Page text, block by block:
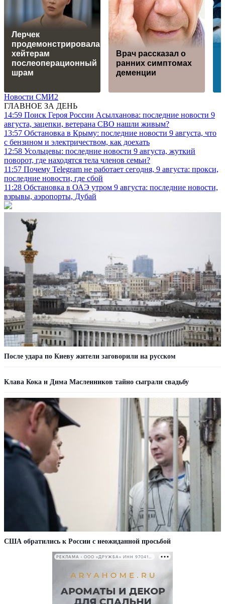
Лерчек
продемонстрировала
хейтерам
послеоперационный
шрам
Врач рассказал о
ранних симптомах
деменции
Новости СМИ2
ГЛАВНОЕ ЗА ДЕНЬ
14:59 Поиск Героя России Асылханова: последние новости 9
августа, зацепки, ветерана СВО нашли живым?
13:57 Обстановка в Крыму: последние новости 9 августа, что
с бензином и электричеством, как доехать
12:58 Усольцевы: последние новости 9 августа, жуткий
поворот, где находятся тела членов семьи?
11:57 Почему Telegram не работает сегодня, 9 августа: прокси,
последние новости, где сбой
11:28 Обстановка в ОАЭ утром 9 августа: последние новости,
взрывы, аэропорты, Дубай
После удара по Киеву жители заговорили на русском
Клава Кока и Дима Масленников тайно сыграли свадьбу
США обратились к России с неожиданной просьбой
РЕКЛАМА • ООО «ДРУЖБА» ИНН 9704146411